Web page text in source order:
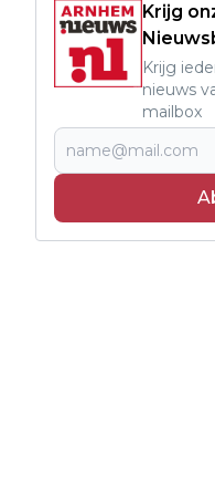
Krijg
Krijg
nieuws
mailbox